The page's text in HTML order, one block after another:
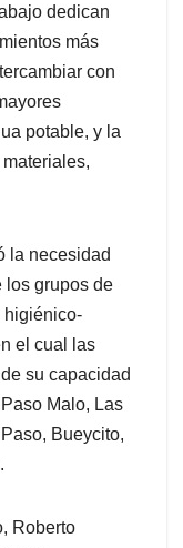
dedican
más
con
potable, y la
la necesidad
los grupos de
higiénico-
el cual las
su capacidad
Malo, Las
Bueycito,
Roberto